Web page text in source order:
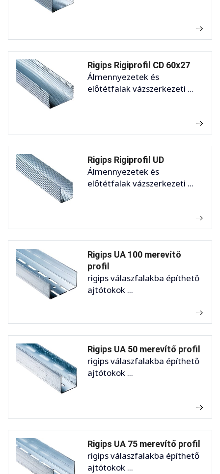
Rigips Rigiprofil CD 60x27
Álmennyezetek és
előtétfalak vázszerkezeti ...
Rigips Rigiprofil UD
Álmennyezetek és
előtétfalak vázszerkezeti ...
Rigips UA 100 merevítő
profil
rigips válaszfalakba építhető
ajtótokok ...
Rigips UA 50 merevítő profil
rigips válaszfalakba építhető
ajtótokok ...
Rigips UA 75 merevítő profil
rigips válaszfalakba építhető
ajtótokok ...